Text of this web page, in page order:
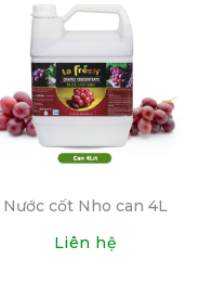
Nước cốt Nho can 4L
Liên hệ